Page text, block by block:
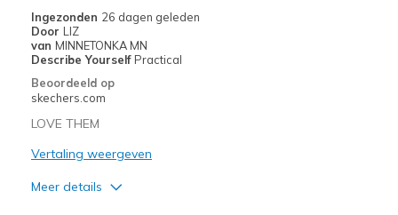
Width
Feels true to width
Sizing
View On Shoes
Shoes are for Wearing
Ingezonden 26 dagen geleden
Door LIZ
van MINNETONKA MN
Describe Yourself Practical
Beoordeeld op
skechers.com
LOVE THEM
Vertaling weergeven
Meer details